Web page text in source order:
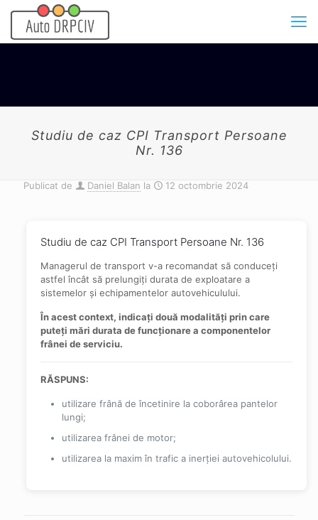
Studiu de caz CPI Transport Persoane
Nr. 136
Publicat de Daniel Balan la 12 octombrie 2024
Studiu de caz CPI Transport Persoane Nr. 136
Managerul de transport v-a recomandat să conduceţi
astfel încât să prelungiţi durata de exploatare a
sistemelor şi echipamentelor autovehiculului.
În acest context, indicaţi două modalităţi prin care
puteţi mări durata de funcţionare a componentelor
frânei de serviciu.
RĂSPUNS:
utilizare frână de încetinire la coborârea pantelor
lungi;
utilizarea frânei de motor;
utilizarea la maxim în trafic a inerţiei autovehicolului.